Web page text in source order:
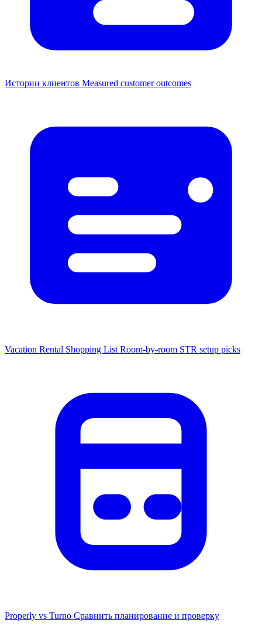
Истории клиентов Measured customer outcomes
Vacation Rental Shopping List Room-by-room STR setup picks
Properly vs Turno Сравнить планирование и проверку